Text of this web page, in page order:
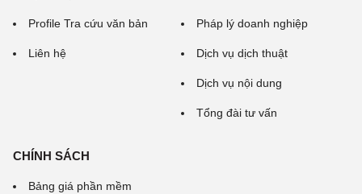
Profile Tra cứu văn bản
Liên hệ
Pháp lý doanh nghiệp
Dịch vụ dịch thuật
Dịch vụ nội dung
Tổng đài tư vấn
CHÍNH SÁCH
Bảng giá phần mềm